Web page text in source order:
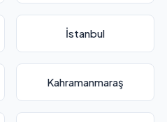
İstanbul
Kahramanmaraş